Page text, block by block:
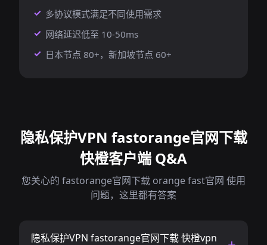
多协议模式满足不同使用需求
网络延迟低至 10-50ms
日本节点 80+，新加坡节点 60+
隐私保护VPN fastorange官网下载
快橙客户端 Q&A
您关心的 fastorange官网下载 orange fast官网 使用
问题，这里都有答案
隐私保护VPN fastorange官网下载 快橙vpn